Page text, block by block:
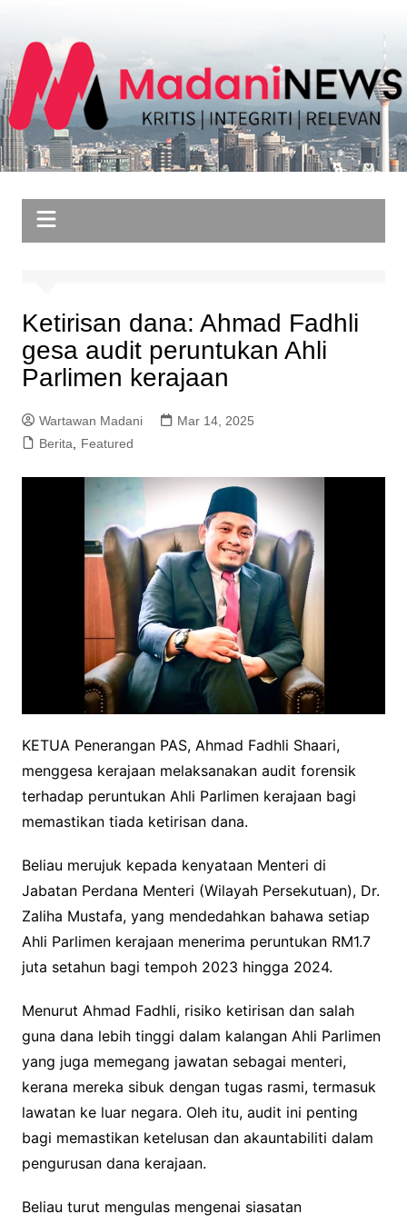
content
Ketirisan dana: Ahmad Fadhli
gesa audit peruntukan Ahli
Parlimen kerajaan
Wartawan Madani
Mar 14, 2025
Berita, Featured
KETUA Penerangan PAS, Ahmad Fadhli Shaari,
menggesa kerajaan melaksanakan audit forensik
terhadap peruntukan Ahli Parlimen kerajaan bagi
memastikan tiada ketirisan dana.
Beliau merujuk kepada kenyataan Menteri di
Jabatan Perdana Menteri (Wilayah Persekutuan), Dr.
Zaliha Mustafa, yang mendedahkan bahawa setiap
Ahli Parlimen kerajaan menerima peruntukan RM1.7
juta setahun bagi tempoh 2023 hingga 2024.
Menurut Ahmad Fadhli, risiko ketirisan dan salah
guna dana lebih tinggi dalam kalangan Ahli Parlimen
yang juga memegang jawatan sebagai menteri,
kerana mereka sibuk dengan tugas rasmi, termasuk
lawatan ke luar negara. Oleh itu, audit ini penting
bagi memastikan ketelusan dan akauntabiliti dalam
pengurusan dana kerajaan.
Beliau turut mengulas mengenai siasatan